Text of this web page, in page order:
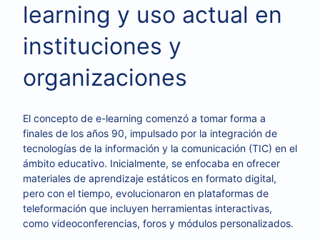
learning y uso actual en
instituciones y
organizaciones
El concepto de e-learning comenzó a tomar forma a
finales de los años 90, impulsado por la integración de
tecnologías de la información y la comunicación (TIC) en el
ámbito educativo. Inicialmente, se enfocaba en ofrecer
materiales de aprendizaje estáticos en formato digital,
pero con el tiempo, evolucionaron en plataformas de
teleformación que incluyen herramientas interactivas,
como videoconferencias, foros y módulos personalizados.